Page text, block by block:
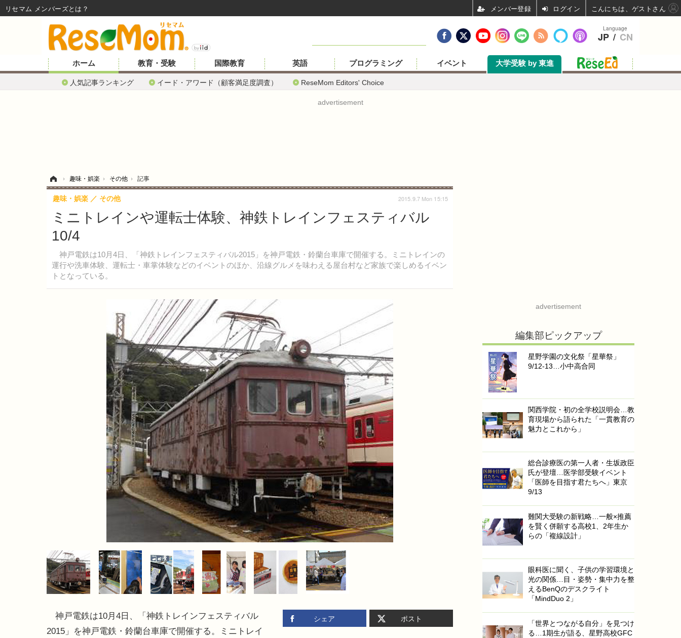
ホーム
人気記事ランキング イード・アワード（顧客満足度調査） ReseMom Editors' Choice
教育・受験 国際教育 英語 プログラミング イベント 大学受験 by 東進
advertisement
› 趣味・娯楽 › その他 › 記事
ミニトレインや運転士体験、神鉄トレインフェスティバル
10/4
神戸電鉄は10月4日、「神鉄トレインフェスティバル2015」を神戸電鉄・鈴蘭台車庫で開催する。ミニトレインの
運行や洗車体験、運転士・車掌体験などのイベントのほか、沿線グルメを味わえる屋台村など家族で楽しめるイベン
トとなっている。
趣味・娯楽 その他 2015.9.7 Mon 15:15
シェア ポスト
神戸電鉄は10月4日、「神鉄トレインフェスティバル
2015」を神戸電鉄・鈴蘭台車庫で開催する。ミニトレイ
advertisement
編集部ピックアップ
星野学園の文化祭「星華祭」
9/12-13…小中高合同
関西学院・初の全学校説明会…教
育現場から語られた「一貫教育の
魅力とこれから」
総合診療医の第一人者・生坂政臣
氏が登壇…医学部受験イベント
「医師を目指す君たちへ」東京
9/13
難関大受験の新戦略…一般×推薦
を賢く併願する高校1、2年生か
らの「複線設計」
眼科医に聞く、子供の学習環境と
光の関係…目・姿勢・集中力を整
えるBenQのデスクライト
「MindDuo 2」
「世界とつながる自分」を見つけ
る…1期生が語る、星野高校GFC
Language
JP / CN
リセマム メンバーズ ログイン こんにちは、ゲストさん